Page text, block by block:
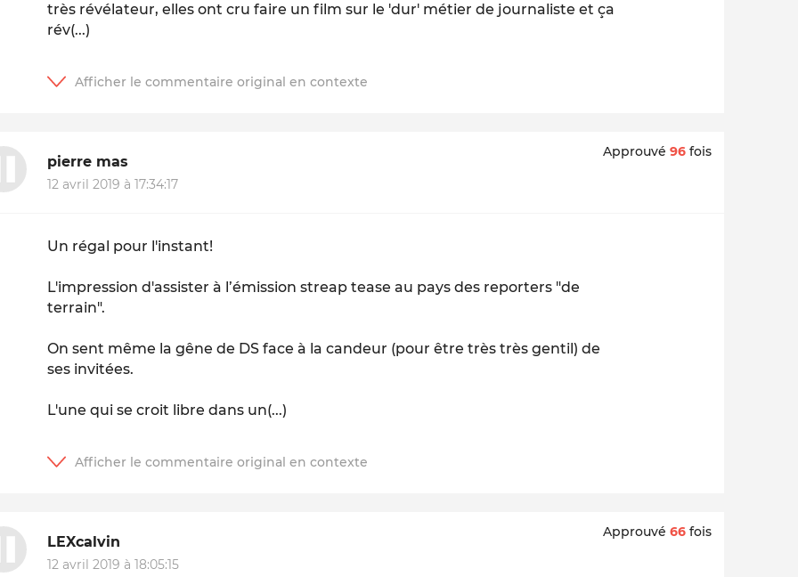
très révélateur, elles ont cru faire un film sur le 'dur' métier de journaliste et ça
rév(...)
pierre mas
12 avril 2019 à 17:34:17
Approuvé 96 fois
Un régal pour l'instant!
L'impression d'assister à l’émission streap tease au pays des reporters "de
terrain".
On sent même la gêne de DS face à la candeur (pour être très très gentil) de
ses invitées.
L'une qui se croit libre dans un(...)
LEXcalvin
12 avril 2019 à 18:05:15
Approuvé 66 fois